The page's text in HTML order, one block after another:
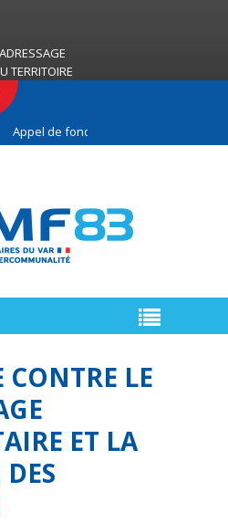
ADRESSAGE
TERRITOIRE
de fonds incendies de forêt
CONTRE LE
ET LA